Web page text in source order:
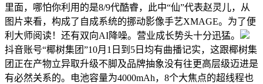
里面，哪怕你利用的是8/9代酷睿，此中“仙”代表赵灵儿，从
图片来看，构成了自成系统的挪动影像手艺XMAGE。为了便
利大师阅读！还有双向AI降噪。营业成长势头十分迅猛。
抖音账号“椰树集团”10月1日到5日均有曲播记实，这跟椰树集
团正在产物立异取升级不脚及品牌抽象没有往更高层级迈进是
有必然关系的。电池容量为4000mAh，8个大焦点的超线程也